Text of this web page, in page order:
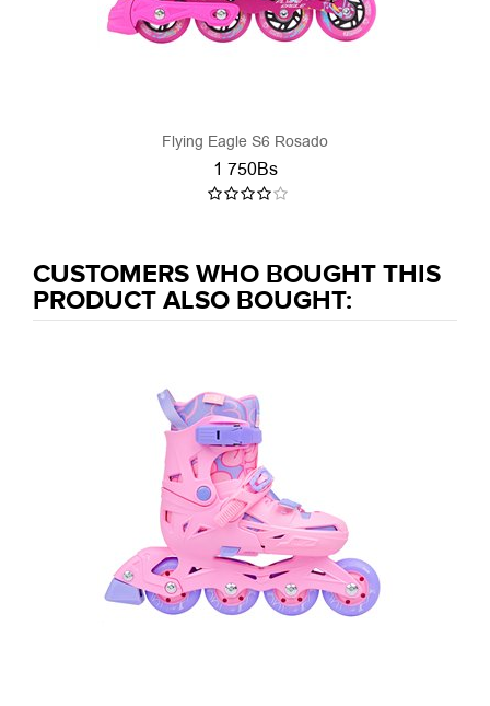
Flying Eagle S6 Rosado
1 750Bs
CUSTOMERS WHO BOUGHT THIS
PRODUCT ALSO BOUGHT: